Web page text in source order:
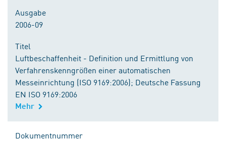
Ausgabe
2006-09
Titel
Luftbeschaffenheit - Definition und Ermittlung von
Verfahrenskenngrößen einer automatischen
Messeinrichtung (ISO 9169:2006); Deutsche Fassung
EN ISO 9169:2006
Mehr
Dokumentnummer